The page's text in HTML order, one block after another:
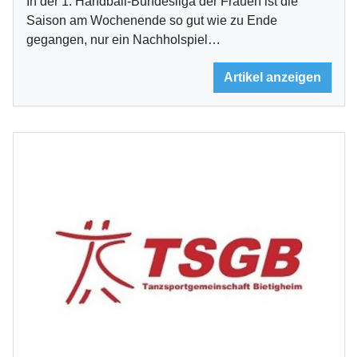
Saison am Wochenende so gut wie zu Ende
gegangen, nur ein Nachholspiel…
Artikel anzeigen